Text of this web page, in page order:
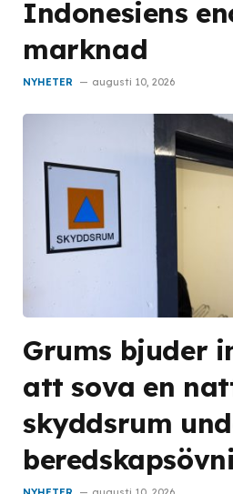
Indonesiens
marknad
NYHETER augusti 10, 2026
Grums bjuder
att sova en
skyddsrum